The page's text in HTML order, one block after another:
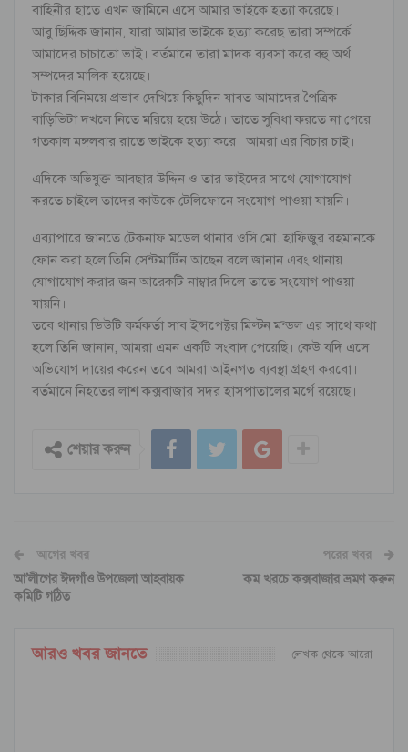
বাহিনীর হাতে এখন জামিনে এসে আমার ভাইকে হত্যা করেছে।
আবু ছিদ্দিক জানান, যারা আমার ভাইকে হত্যা করেছ তারা সম্পর্কে
আমাদের চাচাতো ভাই। বর্তমানে তারা মাদক ব্যবসা করে বহু অর্থ
সম্পদের মালিক হয়েছে।
টাকার বিনিময়ে প্রভাব দেখিয়ে কিছুদিন যাবত আমাদের পৈত্রিক
বাড়িভিটা দখলে নিতে মরিয়ে হয়ে উঠে। তাতে সুবিধা করতে না পেরে
গতকাল মঙ্গলবার রাতে ভাইকে হত্যা করে। আমরা এর বিচার চাই।
এদিকে অভিযুক্ত আবছার উদ্দিন ও তার ভাইদের সাথে যোগাযোগ
করতে চাইলে তাদের কাউকে টেলিফোনে সংযোগ পাওয়া যায়নি।
এব্যাপারে জানতে টেকনাফ মডেল থানার ওসি মো. হাফিজুর রহমানকে
ফোন করা হলে তিনি সেন্টমার্টিন আছেন বলে জানান এবং থানায়
যোগাযোগ করার জন আরেকটি নাম্বার দিলে তাতে সংযোগ পাওয়া
যায়নি।
তবে থানার ডিউটি কর্মকর্তা সাব ইন্সপেক্টর মিল্টন মন্ডল এর সাথে কথা
হলে তিনি জানান, আমরা এমন একটি সংবাদ পেয়েছি। কেউ যদি এসে
অভিযোগ দায়ের করেন তবে আমরা আইনগত ব্যবস্থা গ্রহণ করবো।
বর্তমানে নিহতের লাশ কক্সবাজার সদর হাসপাতালের মর্গে রয়েছে।
শেয়ার করুন
আগের খবর
আ’লীগের ঈদগাঁও উপজেলা আহবায়ক
কমিটি গঠিত
পরের খবর
কম খরচে কক্সবাজার ভ্রমণ করুন
আরও খবর জানতে লেখক থেকে আরো